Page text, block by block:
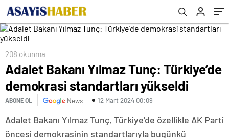
208 okunma
Adalet Bakanı Yılmaz Tunç: Türkiye’de
demokrasi standartları yükseldi
ABONE OL News 12 Mart 2024 00:09
Adalet Bakanı Yılmaz Tunç, Türkiye’de özellikle AK Parti
öncesi demokrasinin standartlarıyla bugünkü